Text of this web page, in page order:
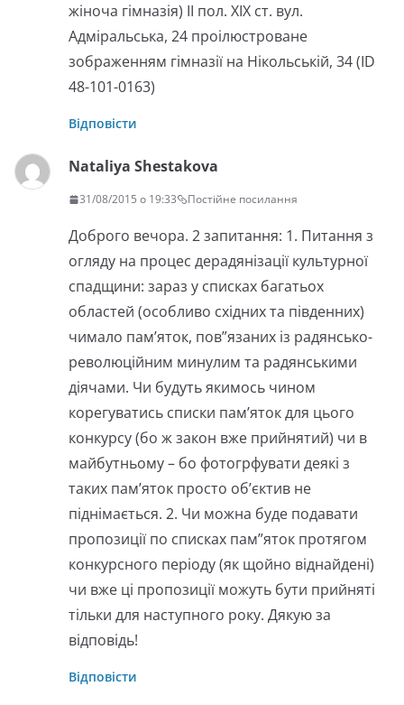
жіноча гімназія) II пол. XIX ст. вул.
Адміральська, 24 проілюстроване
зображенням гімназії на Нікольській, 34 (ID
48-101-0163)
Відповісти
Nataliya Shestakova
31/08/2015 о 19:33 Постійне посилання
Доброго вечора. 2 запитання: 1. Питання з
огляду на процес дерадянізації культурної
спадщини: зараз у списках багатьох
областей (особливо східних та південних)
чимало пам’яток, пов”язаних із радянсько-
революційним минулим та радянськими
діячами. Чи будуть якимось чином
корегуватись списки пам’яток для цього
конкурсу (бо ж закон вже прийнятий) чи в
майбутньому – бо фотогрфувати деякі з
таких пам’яток просто об’єктив не
піднімається. 2. Чи можна буде подавати
пропозиції по списках пам”яток протягом
конкурсного періоду (як щойно віднайдені)
чи вже ці пропозиції можуть бути прийняті
тільки для наступного року. Дякую за
відповідь!
Відповісти